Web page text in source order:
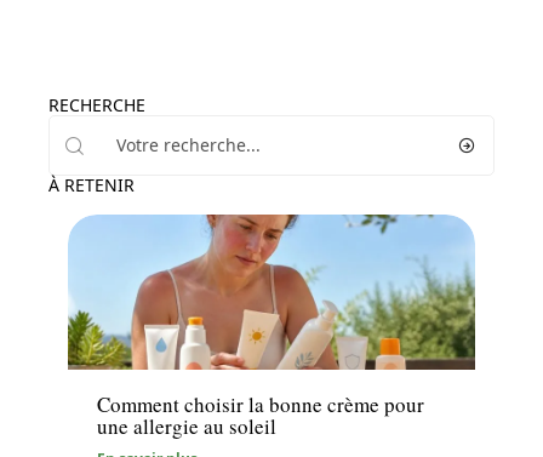
RECHERCHE
À RETENIR
Maladie
Comment choisir la bonne crème pour
une allergie au soleil